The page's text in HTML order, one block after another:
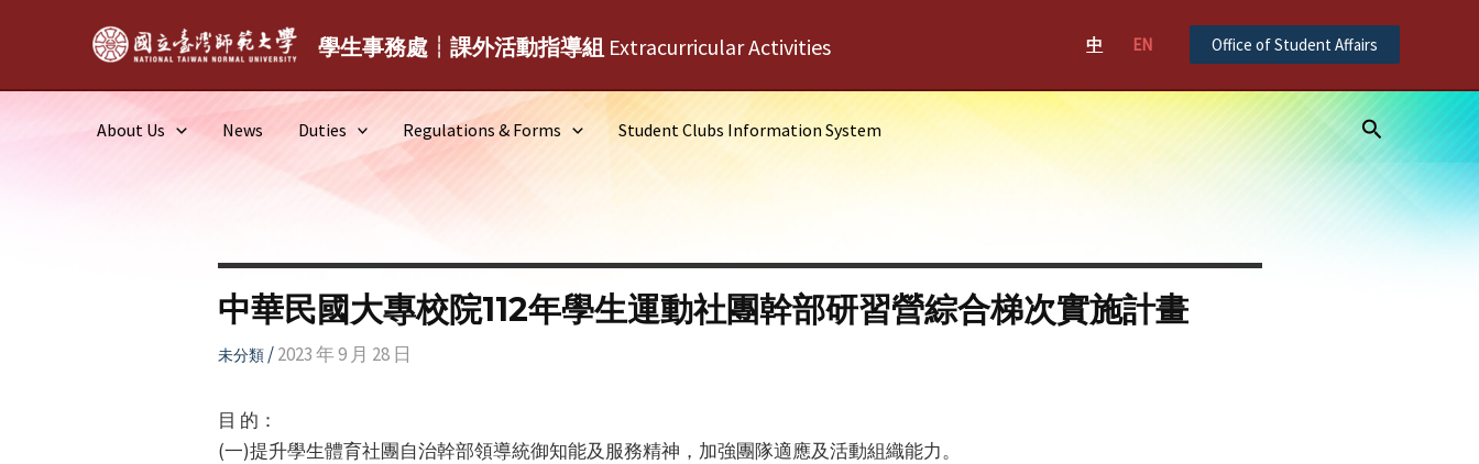
學生事務處┆課外活動指導組 Extracurricular Activities 中 EN Office of Student Affairs
About Us News Duties Regulations & Forms Student Clubs Information System Search
中華民國大專校院112年學生運動社團幹部研習營綜合梯次實施計畫
未分類/2023 年 9 月 28 日
目 的：
(一)提升學生體育社團自治幹部領導統御知能及服務精神，加強團隊適應及活動組織能力。